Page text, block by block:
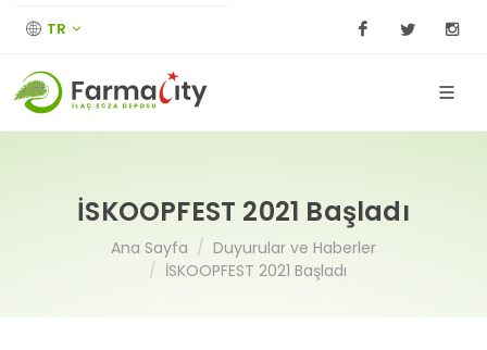
TR FacebookTwitter
İSKOOPFEST 2021 Başladı
Ana Sayfa
Duyurular ve Haberler
İSKOOPFEST 2021 Başladı